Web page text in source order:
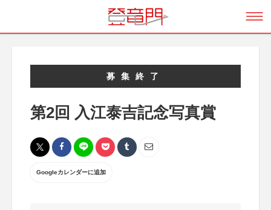
募集終了
第2回 入江泰吉記念写真賞
Googleカレンダーに追加